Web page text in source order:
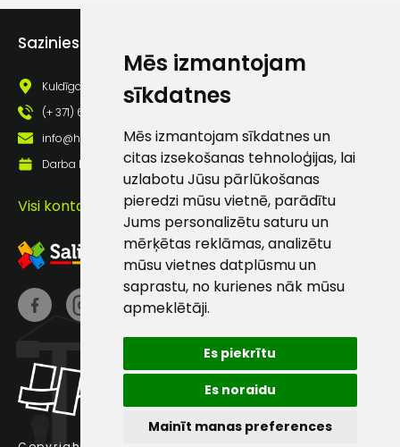
Mēs izmantojam
sīkdatnes
Mēs izmantojam sīkdatnes un
citas izsekošanas tehnoloģijas, lai
uzlabotu Jūsu pārlūkošanas
pieredzi mūsu vietnē, parādītu
Jums personalizētu saturu un
mērķētas reklāmas, analizētu
mūsu vietnes datplūsmu un
saprastu, no kurienes nāk mūsu
apmeklētāji.
Es piekrītu
Es noraidu
Mainīt manas preferences
Sazinies ar mums
Kuldīgas iela 69a, Saldus, Saldus nov., LV - 3801
(+ 371) 63 881 186
info@hards.lv
Darba laiks: Darbadienās: 8:00 - 17:00
Visi kontakti
pastā
Klientu
atbalsts
Darbdienās:
8:00 – 17:00
186
info@hards.lv